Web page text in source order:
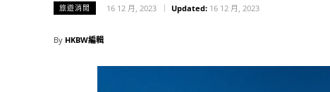
旅遊消閒 16 12 月, 2023 Updated: 16 12 月, 2023
By HKBW編輯